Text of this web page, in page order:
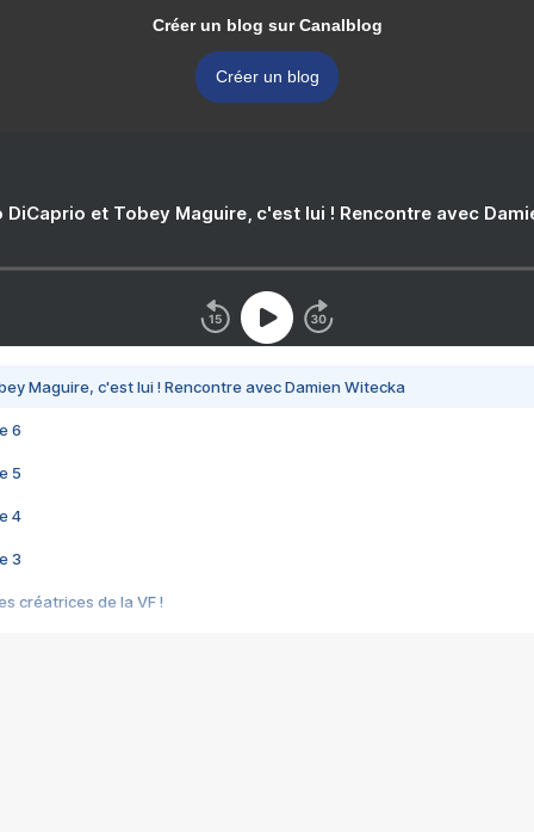
Créer un blog sur Canalblog
Créer un blog
DiCaprio et Tobey Maguire, c'est lui ! Rencontre avec
Maguire, c'est lui ! Rencontre avec Damien Witecka
6
5
4
3
créatrices de la VF !